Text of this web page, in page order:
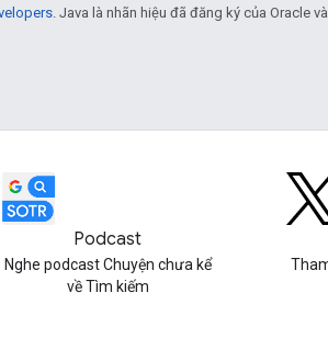
. Java là nhãn hiệu đã đăng ký của Oracle
Podcast
Nghe podcast Chuyện chưa kể
về Tìm kiếm